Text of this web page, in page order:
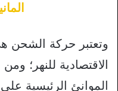
وتعتبر حركة الشحن
الاقتصادية للنهر؛
الموانئ الرئيسية